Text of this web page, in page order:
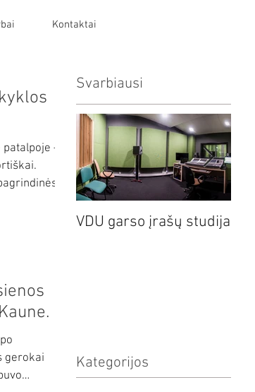
Kontaktai
–
gerokai
Svarbiausi
VDU garso įrašų studija
Kategorijos